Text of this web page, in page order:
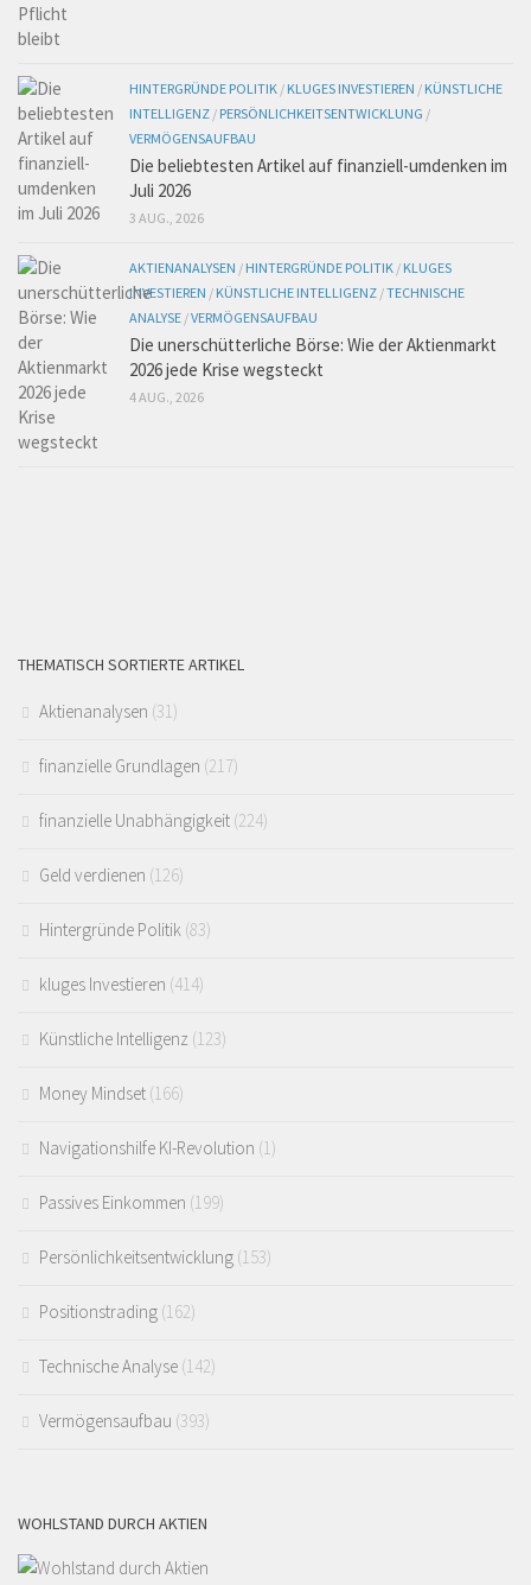
HINTERGRÜNDE POLITIK / KLUGES INVESTIEREN / KÜNSTLICHE
INTELLIGENZ / PERSÖNLICHKEITSENTWICKLUNG /
VERMÖGENSAUFBAU
Die beliebtesten Artikel auf finanziell-umdenken im
Juli 2026
3 AUG., 2026
AKTIENANALYSEN / HINTERGRÜNDE POLITIK / KLUGES
INVESTIEREN / KÜNSTLICHE INTELLIGENZ /TECHNISCHE
ANALYSE /VERMÖGENSAUFBAU
Die unerschütterliche Börse: Wie der Aktienmarkt
2026 jede Krise wegsteckt
4 AUG., 2026
THEMATISCH SORTIERTE ARTIKEL
Aktienanalysen (31)
finanzielle Grundlagen (217)
finanzielle Unabhängigkeit (224)
Geld verdienen (126)
Hintergründe Politik (83)
kluges Investieren (414)
Künstliche Intelligenz (123)
Money Mindset (166)
Navigationshilfe KI-Revolution (1)
Passives Einkommen (199)
Persönlichkeitsentwicklung (153)
Positionstrading (162)
Technische Analyse (142)
Vermögensaufbau (393)
WOHLSTAND DURCH AKTIEN